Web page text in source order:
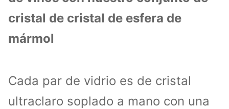
cristal de cristal de esfera de
mármol
Cada par de vidrio es de cristal
ultraclaro soplado a mano con una